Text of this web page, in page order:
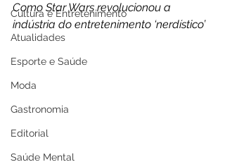
Cultura e Entretenimento
Atualidades
Esporte e Saúde
Moda
Gastronomia
Editorial
Saúde Mental
Como Star Wars revolucionou a
indústria do entretenimento ‘nerdístico’